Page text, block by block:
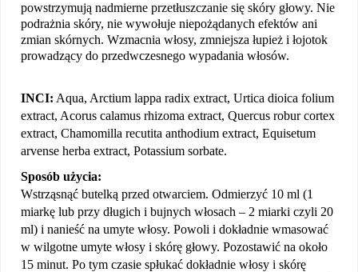
powstrzymują nadmierne przetłuszczanie się skóry głowy. Nie
podrażnia skóry, nie wywołuje niepożądanych efektów ani
zmian skórnych. Wzmacnia włosy, zmniejsza łupież i łojotok
prowadzący do przedwczesnego wypadania włosów.
INCI: Aqua, Arctium lappa radix extract, Urtica dioica folium
extract, Acorus calamus rhizoma extract, Quercus robur cortex
extract, Chamomilla recutita anthodium extract, Equisetum
arvense herba extract, Potassium sorbate.
Sposób użycia:
Wstrząsnąć butelką przed otwarciem. Odmierzyć 10 ml (1
miarkę lub przy długich i bujnych włosach – 2 miarki czyli 20
ml) i nanieść na umyte włosy. Powoli i dokładnie wmasować
w wilgotne umyte włosy i skórę głowy. Pozostawić na około
15 minut. Po tym czasie spłukać dokładnie włosy i skórę